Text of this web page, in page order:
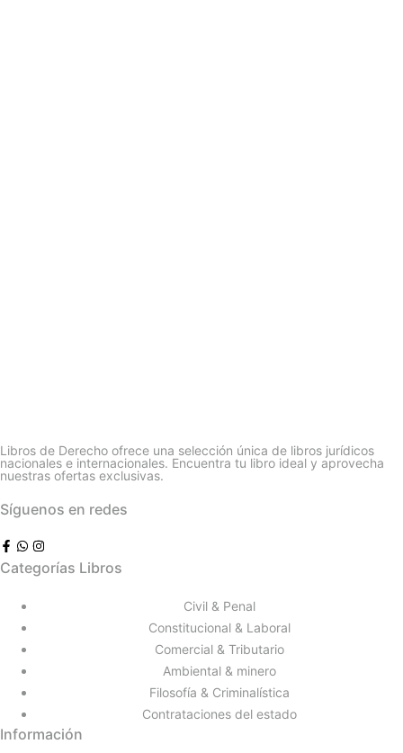
Libros de Derecho ofrece una selección única de libros jurídicos
nacionales e internacionales. Encuentra tu libro ideal y aprovecha
nuestras ofertas exclusivas.
Síguenos en redes
Categorías Libros
Civil & Penal
Constitucional & Laboral
Comercial & Tributario
Ambiental & minero
Filosofía & Criminalística
Contrataciones del estado
Información